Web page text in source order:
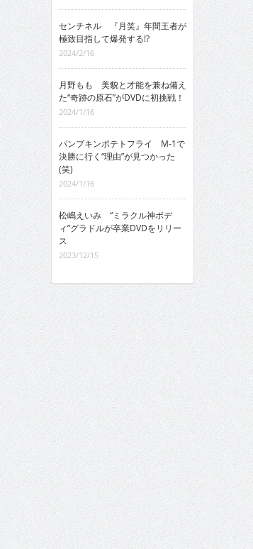
センチネル 『月笑』年間王者が
極致目指して爆発する!?
2024/2/16
月野もも 美貌と才能を兼ね備え
た“奇跡の原石”がDVDに初挑戦！
2024/1/16
パンプキンポテトフライ M-1で
決勝に行く“理由”が見つかった
(笑)
2024/1/16
松嶋えいみ “ミラクル神ボデ
ィ”グラドルが卒業DVDをリリー
ス
2023/12/15